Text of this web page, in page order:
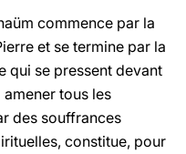
commence par la
et se termine par la
qui se pressent devant
tous les
des souffrances
constitue, pour